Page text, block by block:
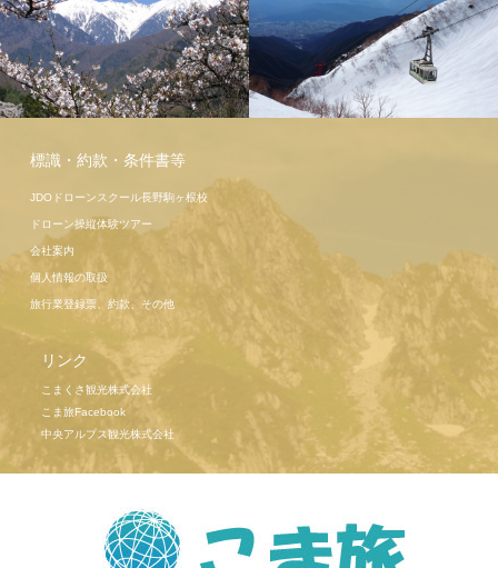
駒ヶ岳ロー
標識・約款・条件書等
JDOドローンスクール長野駒ヶ根校
ドローン操縦体験ツアー
会社案内
個人情報の取扱
旅行業登録票、約款、その他
リンク
こまくさ観光株式会社
こま旅Facebook
中央アルプス観光株式会社